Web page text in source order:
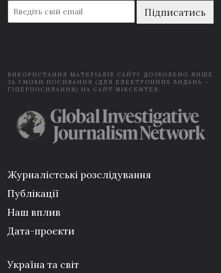
m
a
Підписатись
ВИКОРИСТАННЯ МАТЕРІАЛІВ САЙТУ ДОЗВОЛЕНО ЛИШЕ
ЗА УМОВИ ПОСИЛАННЯ (ДЛЯ ЕЛЕКТРОННИХ ВИДАНЬ -
ГІПЕРПОСИЛАННЯ) НА САЙТ NIKCENTER.
Журналістські розслідування
Публікації
Наш вплив
Дата-проєкти
Україна та світ